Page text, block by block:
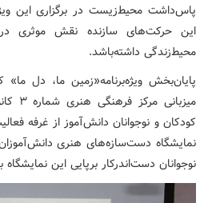
پاس‌داشت محیط‌زیست در برگزاری این
این حرکت‌های سازنده نقش موثری
محیط‌زندگی داشته‌باشد.
کودکان و نوجوانان دانش‌آموز از غرفه
نمایشگاه دست‌سازه‌های هنری
نوجوانان دست‌اندرکار برپایی این نمایشگاه